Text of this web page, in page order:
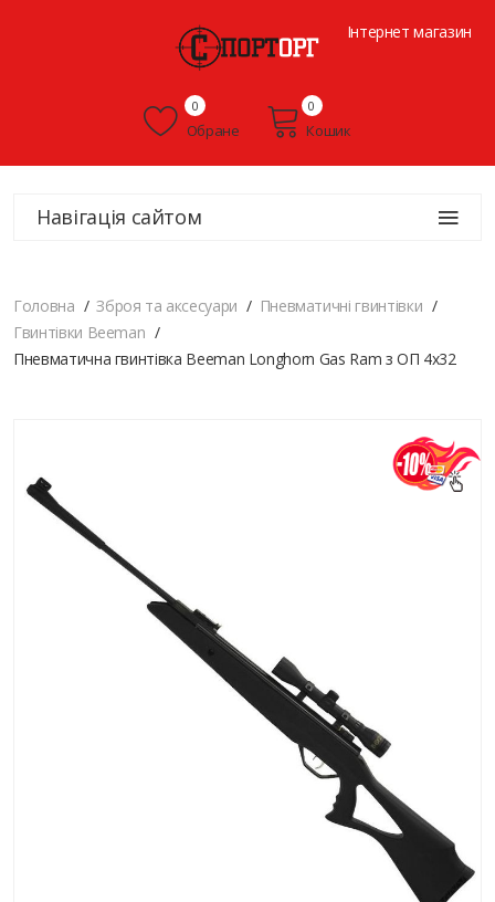
Інтернет магазин
Обране
0
Кошик
0
Навігація сайтом
Головна Зброя та аксесуари
Пневматичні гвинтівки
Гвинтівки Beeman
Пневматична гвинтівка Beeman Longhorn Gas Ram з ОП 4х32